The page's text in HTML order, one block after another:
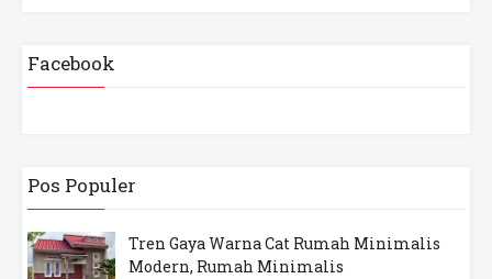
Facebook
Pos Populer
Tren Gaya Warna Cat Rumah Minimalis
Modern, Rumah Minimalis